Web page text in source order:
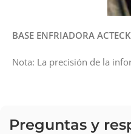
BASE ENFRIADORA
Nota: La precisión de la
Preguntas y